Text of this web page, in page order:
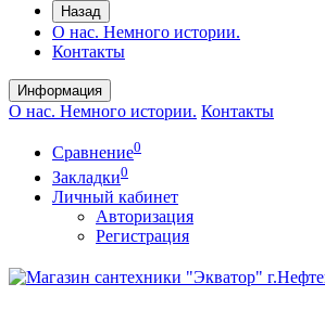
Назад
О нас. Немного истории.
Контакты
Информация
О нас. Немного истории. Контакты
Сравнение0
Закладки0
Личный кабинет
Авторизация
Регистрация